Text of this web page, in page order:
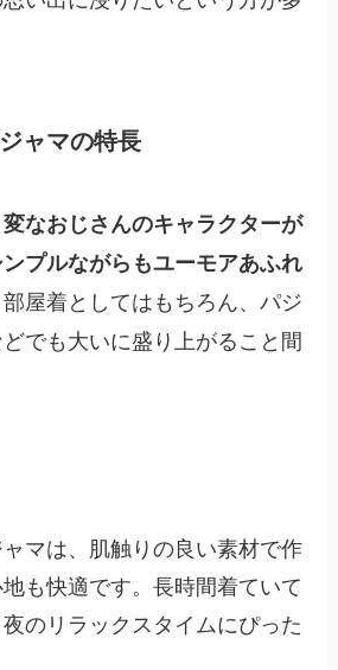
ャマの特長
なおじさんのキャラクターが
プルながらもユーモアあふれ
屋着としてはもちろん、パジ
でも大いに盛り上がること間
マは、肌触りの良い素材で作
も快適です。長時間着ていて
のリラックスタイムにぴった